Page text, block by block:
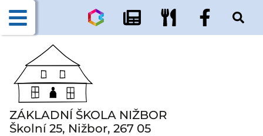
ZÁKLADNÍ ŠKOLA NIŽBOR
Školní 25, Nižbor, 267 05